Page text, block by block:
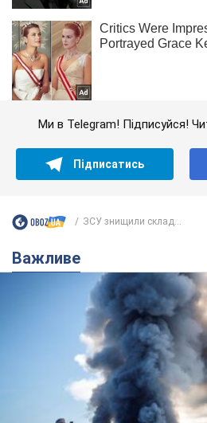
Ми в Telegram! Підписуйся!
Підписатись
ЗСУ знищили склад...
Важливе